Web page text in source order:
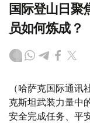
国际登山日聚
员如何炼成？
（哈萨克国际通
克斯坦武装力量中
安全完成任务、平